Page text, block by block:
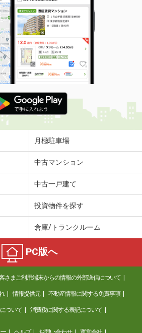
月極駐車場
中古マンション
中古一戸建て
投資物件を探す
倉庫/トランクルーム
PC版へ
さまご利用端末からの情報の外部送信について
情報提供元 不動産情報に関する免責事項
ついて 消費税に関する表記について